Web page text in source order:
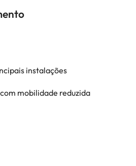
instalações
mobilidade reduzida